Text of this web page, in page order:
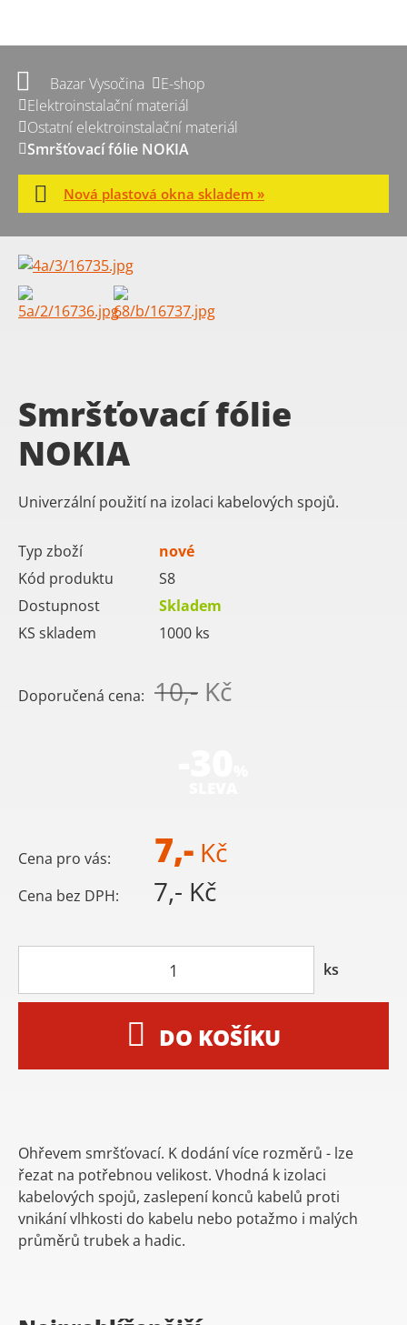
Bazar Vysočina
E-shop
Elektroinstalační materiál
Ostatní elektroinstalační materiál
Smršťovací fólie NOKIA
Nová plastová okna skladem »
Smršťovací fólie
NOKIA
Univerzální použití na izolaci kabelových spojů.
Typ zboží
nové
Kód produktu
S8
Dostupnost
Skladem
KS skladem
1000 ks
Doporučená cena: 10,- Kč
Cena pro vás: 7,- Kč
Cena bez DPH: 7,- Kč
ks
DO KOŠÍKU
Ohřevem smršťovací. K dodání více rozměrů - lze
řezat na potřebnou velikost. Vhodná k izolaci
kabelových spojů, zaslepení konců kabelů proti
vnikání vlhkosti do kabelu nebo potažmo i malých
průměrů trubek a hadic.